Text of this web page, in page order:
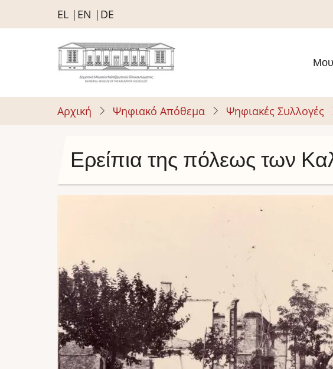
Παράκαμψη
προς
περιεχόμενο
EL EN DE
Αρχική Ψηφιακό Απόθεμα Ψηφιακές Συλλογές
Ερείπια της πόλεως των